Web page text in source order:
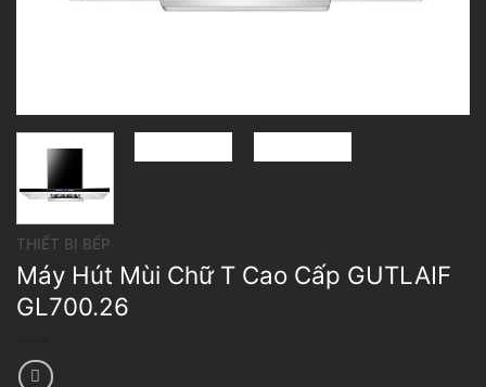
THIẾT BỊ BẾP
Máy Hút Mùi Chữ T Cao Cấp GUTLAIF
GL700.26